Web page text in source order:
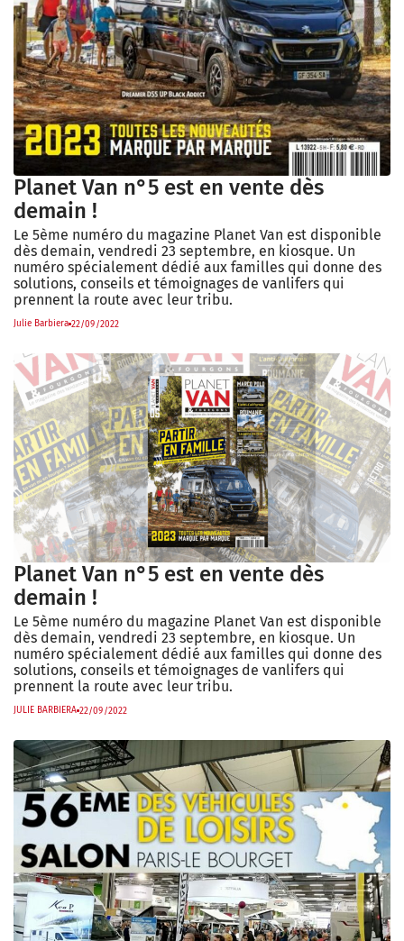
Planet Van n°5 est en vente dès
demain !
Le 5ème numéro du magazine Planet Van est disponible
dès demain, vendredi 23 septembre, en kiosque. Un
numéro spécialement dédié aux familles qui donne des
solutions, conseils et témoignages de vanlifers qui
prennent la route avec leur tribu.
Julie Barbiera 22/09/2022
Planet Van n°5 est en vente dès
demain !
Le 5ème numéro du magazine Planet Van est disponible
dès demain, vendredi 23 septembre, en kiosque. Un
numéro spécialement dédié aux familles qui donne des
solutions, conseils et témoignages de vanlifers qui
prennent la route avec leur tribu.
JULIE BARBIERA 22/09/2022